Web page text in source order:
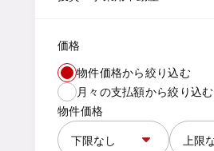
価格
物件価格から絞り込む
月々の支払額から絞り込む
物件価格